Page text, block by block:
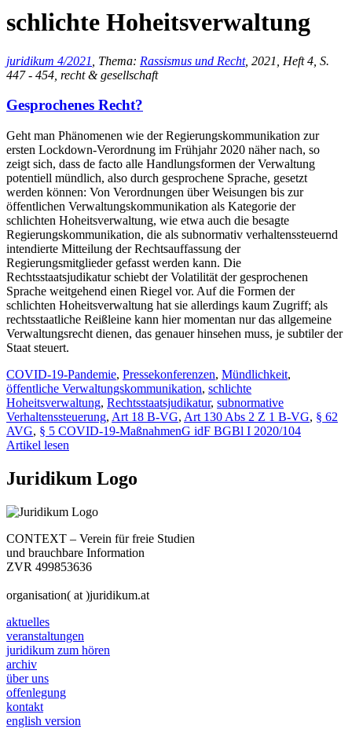
schlichte Hoheitsverwaltung
juridikum 4/2021 , Thema: Rassismus und Recht, 2021, Heft 4, S.
447 - 454, recht & gesellschaft
Gesprochenes Recht?
Geht man Phänomenen wie der Regierungskommunikation zur
ersten Lockdown-Verordnung im Frühjahr 2020 näher nach, so
zeigt sich, dass de facto alle Handlungsformen der Verwaltung
potentiell mündlich, also durch gesprochene Sprache, gesetzt
werden können: Von Verordnungen über Weisungen bis zur
öffentlichen Verwaltungskommunikation als Kategorie der
schlichten Hoheitsverwaltung, wie etwa auch die besagte
Regierungskommunikation, die als subnormativ verhaltenssteuernd
intendierte Mitteilung der Rechtsauffassung der
Regierungsmitglieder gefasst werden kann. Die
Rechtsstaatsjudikatur schiebt der Volatilität der gesprochenen
Sprache weitgehend einen Riegel vor. Auf die Formen der
schlichten Hoheitsverwaltung hat sie allerdings kaum Zugriff; als
rechtsstaatliche Reißleine kann hier momentan nur das allgemeine
Verwaltungsrecht dienen, das genauer hinsehen muss, je subtiler der
Staat steuert.
COVID-19-Pandemie, Pressekonferenzen, Mündlichkeit,
öffentliche Verwaltungskommunikation, schlichte
Hoheitsverwaltung, Rechtsstaatsjudikatur, subnormative
Verhaltenssteuerung, Art 18 B-VG, Art 130 Abs 2 Z 1 B-VG, § 62
AVG, § 5 COVID-19-MaßnahmenG idF BGBl I 2020/104
Artikel lesen
Juridikum Logo
CONTEXT – Verein für freie Studien
und brauchbare Information
ZVR 499853636
organisation( at )juridikum.at
aktuelles
veranstaltungen
juridikum zum hören
archiv
über uns
offenlegung
kontakt
english version